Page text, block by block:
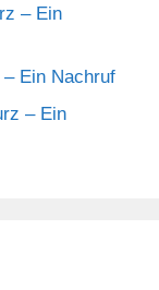
– Ein
– Ein Nachruf
– Ein